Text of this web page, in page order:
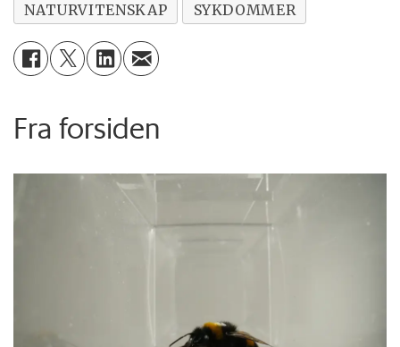
NATURVITENSKAP
SYKDOMMER
Fra forsiden